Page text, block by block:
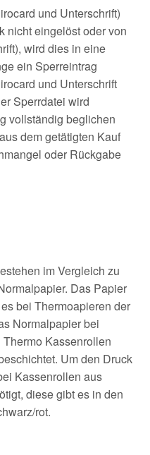
und Unterschrift)
nicht eingelöst oder von
wird dies in eine
ein Sperreintrag
und Unterschrift
Sperrdatei wird
vollständig beglichen
dem getätigten Kauf
oder Rückgabe
im Vergleich zu
Das Papier
bei Thermoapieren der
Normalpapier bei
Kassenrollen
Um den Druck
Kassenrollen aus
diese gibt es in den
rot.